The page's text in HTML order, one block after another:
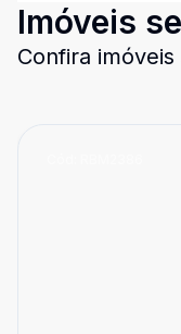
Imóveis
Confira